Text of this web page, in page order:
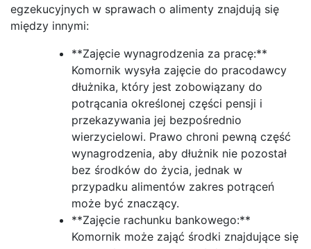
egzekucyjnych w sprawach o alimenty znajdują się
między innymi:
**Zajęcie wynagrodzenia za pracę:**
Komornik wysyła zajęcie do pracodawcy
dłużnika, który jest zobowiązany do
potrącania określonej części pensji i
przekazywania jej bezpośrednio
wierzycielowi. Prawo chroni pewną część
wynagrodzenia, aby dłużnik nie pozostał
bez środków do życia, jednak w
przypadku alimentów zakres potrąceń
może być znaczący.
**Zajęcie rachunku bankowego:**
Komornik może zająć środki znajdujące się